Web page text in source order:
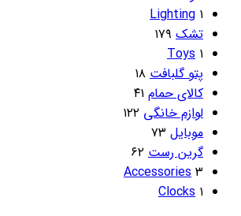
Lighting ۱
تشک ۱۷۹
Toys ۱
پتو گلبافت ۱۸
کالای حمام ۴۱
لوازم خانگی ۱۲۲
موبایل ۷۳
گرین رست ۶۲
Accessories ۳
Clocks ۱